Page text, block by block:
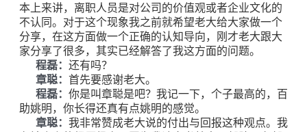
本上来讲，离职人员是对公司的价值观或者企业文化的
不认同。对于这个现象我之前就希望老大给大家做一个
分享，在这方面做一个正确的认知导向，刚才老大跟大
家分享了很多，其实已经解答了我这方面的问题。
程磊： 还有吗？
章聪： 首先要感谢老大。
程磊： 你是叫章聪是吧？我记一下，个子最高的，百
助姚明，你长得还真有点姚明的感觉。
章聪： 我非常赞成老大说的付出与回报这种观点。我